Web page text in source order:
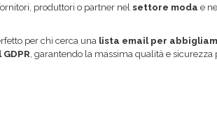
produttori o partner nel settore moda e
per chi cerca una lista email per
, garantendo la massima qualità e